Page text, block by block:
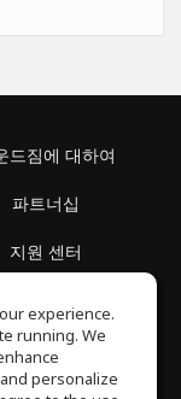
드짐에 대하여
파트너십
지원 센터
정보 보호정책
experience.
running. We
personalize